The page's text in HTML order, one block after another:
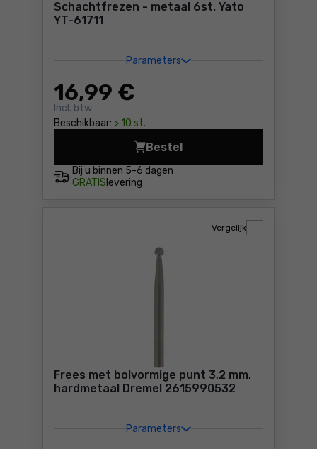
Schachtfrezen - metaal 6st. Yato
YT-61711
Parameters
16,99 €
Incl. btw
Beschikbaar: > 10 st.
Bij u binnen 5-6 dagen
GRATIS levering
Bestel
Schachtfrezen - metaal
Frees met bolvormige punt 3,2 mm,
hardmetaal Dremel 2615990532
Parameters
Vergelijk